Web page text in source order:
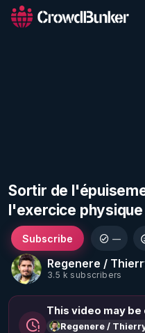
Sortir de
l'exercice physique
Regenere /
3.5 k subscribers
Subscribe —
This video may
Regenere /